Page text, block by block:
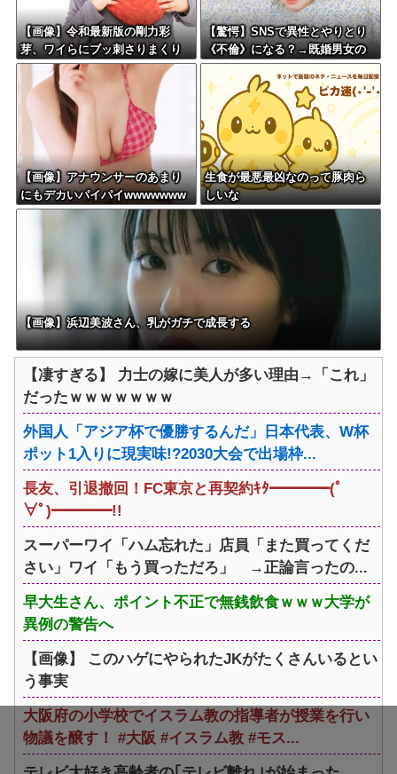
【画像】令和最新版の剛力彩
芽、ワイらにブッ刺さりまくり
と話題にw w w w w w w w w w
w w w
【驚愕】SNSで異性とやりとり
《不倫》になる？→既婚男女の
約7割がまさかの『こう』回答し
てしまうw w w w w w w w
【画像】アナウンサーのあまり
にもデカいパイパイwwwwwww
w
生食が最悪最凶なのって豚肉ら
しいな
【画像】浜辺美波さん、乳がガチで成長する
【凄すぎる】 力士の嫁に美人が多い理由→「これ」
だったｗｗｗｗｗｗｗ
外国人「アジア杯で優勝するんだ」日本代表、W杯
ポット1入りに現実味!?2030大会で出場枠...
長友、引退撤回！FC東京と再契約ｷﾀ━━━━(ﾟ
∀ﾟ)━━━━!!
スーパーワイ「ハム忘れた」店員「また買ってくだ
さい」ワイ「もう買っただろ」 →正論言ったの...
早大生さん、ポイント不正で無銭飲食ｗｗｗ大学が
異例の警告へ
【画像】 このハゲにやられたJKがたくさんいるとい
う事実
大阪府の小学校でイスラム教の指導者が授業を行い
物議を醸す！ #大阪 #イスラム教 #モス...